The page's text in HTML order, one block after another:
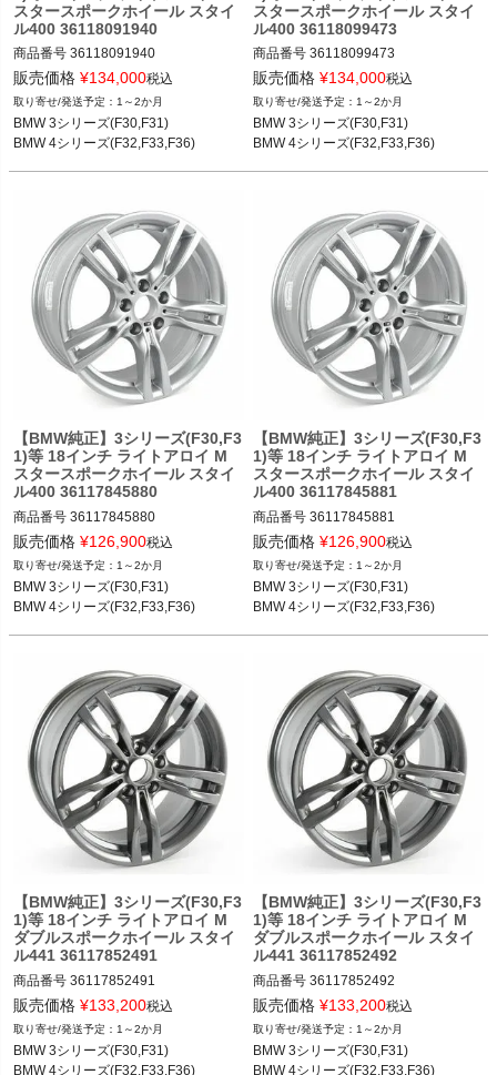
スタースポークホイール スタイ
ル400 36118091940
商品番号 36118091940
36118091940
BMW 3シリーズ(F30,F31) 12-19
BMW 4シリーズ(F32,F33,F36) 13-20
販売価格 ¥134,000税込
1～2か月
BMW 3シリーズ(F30,F31)
BMW 4シリーズ(F32,F33,F36)
スタースポークホイール スタイ
ル400 36118099473
商品番号 36118099473
36118099473
BMW 3シリーズ(F30,F31) 12-19
BMW 4シリーズ(F32,F33,F36) 13-20
販売価格 ¥134,000税込
1～2か月
BMW 3シリーズ(F30,F31)
BMW 4シリーズ(F32,F33,F36)
【BMW純正】3シリーズ(F30,F3
1)等 18インチ ライトアロイ M
スタースポークホイール スタイ
ル400 36117845880
商品番号 36117845880
36117845880
BMW 3シリーズ(F30,F31) 12-19
BMW 4シリーズ(F32,F33,F36) 13-20
販売価格 ¥126,900税込
1～2か月
BMW 3シリーズ(F30,F31)
BMW 4シリーズ(F32,F33,F36)
【BMW純正】3シリーズ(F30,F3
1)等 18インチ ライトアロイ M
スタースポークホイール スタイ
ル400 36117845881
商品番号 36117845881
36117845881
BMW 3シリーズ(F30,F31) 12-19
BMW 4シリーズ(F32,F33,F36) 13-20
販売価格 ¥126,900税込
1～2か月
BMW 3シリーズ(F30,F31)
BMW 4シリーズ(F32,F33,F36)
【BMW純正】3シリーズ(F30,F3
1)等 18インチ ライトアロイ M
ダブルスポークホイール スタイ
ル441 36117852491
商品番号 36117852491
36117852491
BMW 3シリーズ(F30,F31) 12-19
BMW 4シリーズ(F32,F33,F36) 13-20
販売価格 ¥133,200税込
1～2か月
BMW 3シリーズ(F30,F31)
BMW 4シリーズ(F32,F33,F36)
【BMW純正】3シリーズ(F30,F3
1)等 18インチ ライトアロイ M
ダブルスポークホイール スタイ
ル441 36117852492
商品番号 36117852492
36117852492
BMW 3シリーズ(F30,F31) 12-19
BMW 4シリーズ(F32,F33,F36) 13-20
販売価格 ¥133,200税込
1～2か月
BMW 3シリーズ(F30,F31)
BMW 4シリーズ(F32,F33,F36)